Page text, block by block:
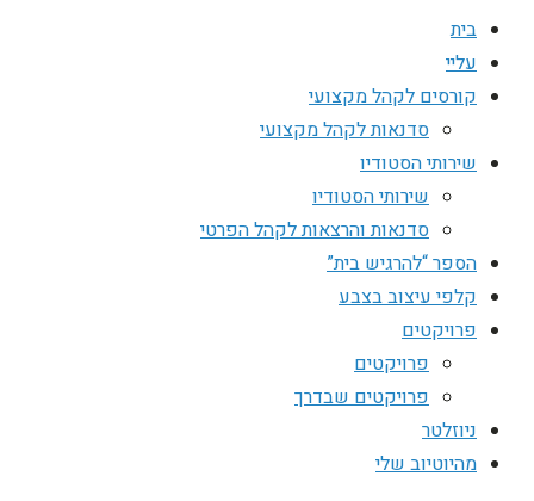
בית
עליי
קורסים לקהל מקצועי
סדנאות לקהל מקצועי
שירותי הסטודיו
שירותי הסטודיו
סדנאות והרצאות לקהל הפרטי
הספר “להרגיש בית”
קלפי עיצוב בצבע
פרויקטים
פרויקטים
פרויקטים שבדרך
ניוזלטר
מהיוטיוב שלי